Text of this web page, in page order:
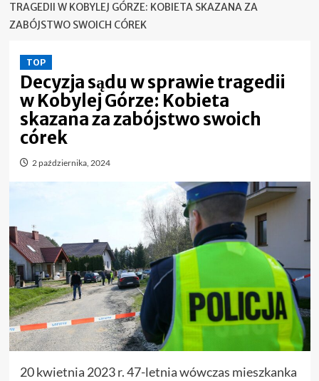
TRAGEDII W KOBYLEJ GÓRZE: KOBIETA SKAZANA ZA
ZABÓJSTWO SWOICH CÓREK
TOP
Decyzja sądu w sprawie tragedii
w Kobylej Górze: Kobieta
skazana za zabójstwo swoich
córek
2 października, 2024
20 kwietnia 2023 r. 47-letnia wówczas mieszkanka